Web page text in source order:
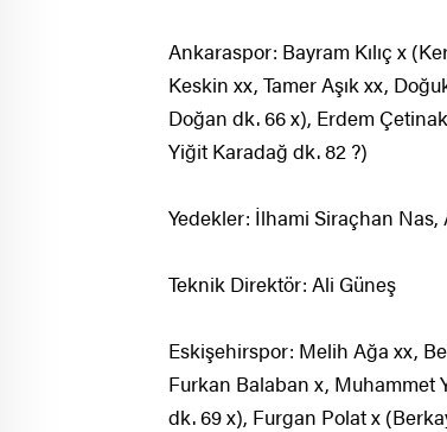
Ankaraspor: Bayram Kılıç x
Keskin xx, Tamer Aşık xx,
Doğan dk. 66 x), Erdem
Yiğit Karadağ dk. 82 ?)
Yedekler: İlhami Siraçhan Nas,
Teknik Direktör: Ali Güneş
Eskişehirspor: Melih Ağa xx,
Furkan Balaban x, Muhammet
dk. 69 x), Furgan Polat x